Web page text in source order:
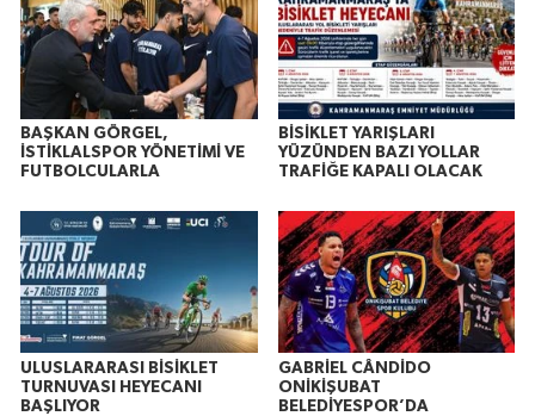
BAŞKAN GÖRGEL,
İSTİKLALSPOR YÖNETİMİ VE
FUTBOLCULARLA
BİSİKLET YARIŞLARI
YÜZÜNDEN BAZI YOLLAR
TRAFİĞE KAPALI OLACAK
ULUSLARARASI BİSİKLET
TURNUVASI HEYECANI
BAŞLIYOR
GABRİEL CÂNDİDO
ONİKİŞUBAT
BELEDİYESPOR’DA